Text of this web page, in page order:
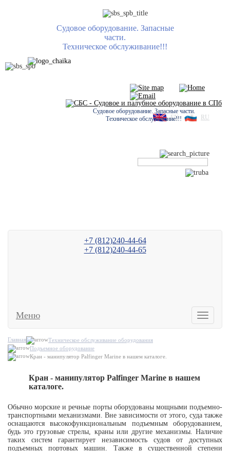
Судовое оборудование. Запасные
части.
Техническое обслуживание!!!
Судовое оборудование. Запасные части.
Техническое обслуживание!!!
EN RU
+7 (812)240-44-64
+7 (812)240-44-65
Toggle
Меню
Главная
Техническое обслуживание оборудования
Подъемное оборудование
Кран - манипулятор Palfinger Marine в нашем каталоге.
Кран - манипулятор Palfinger Marine в нашем
каталоге.
Обычно морские и речные порты оборудованы мощными подъемно-
транспортными механизмами. Вне зависимости от этого, суда также
оснащаются высокофункциональным подъемным оборудованием,
будь это грузовые стрелы, краны или другие механизмы. Наличие
таких систем гарантирует независимость судов от доступных
подъемных портовых машин. Также в существенной степени